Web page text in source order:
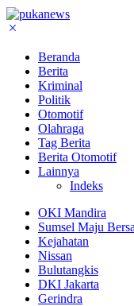
Beranda
Berita
Kriminal
Politik
Otomotif
Olahraga
Tag Berita
Berita Otomotif
Lainnya
Indeks
OKI Mandira
Sumsel Maju
Kejahatan
Nissan
Bulutangkis
DKI Jakarta
Gerindra